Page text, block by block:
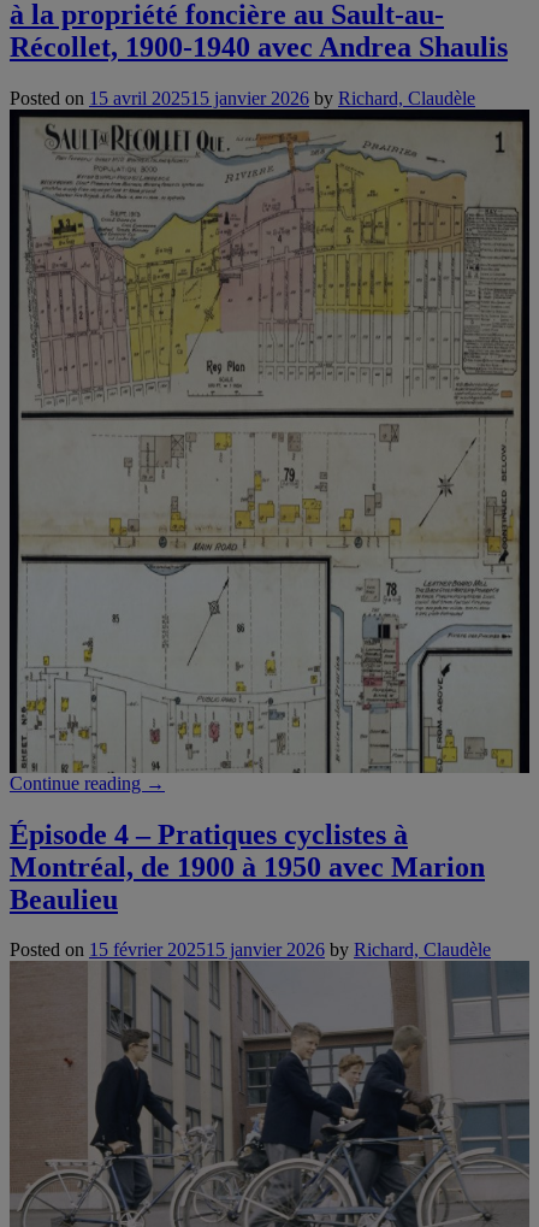
de
la
création
service
de
collecte
des
ordures
Montréal
avec
Claudèle
Richard”
à la propriété foncière au Sault-au-
Récollet, 1900-1940 avec Andrea Shaulis
Posted on 15 avril 202515 janvier 2026 by Richard, Claudèle
Continue reading “Épisode
Les
femmes
à
propriété
foncière
au
Sault-
au-
Récollet,
1900-
1940
avec
Andrea
Shaulis”
→
Épisode 4 – Pratiques cyclistes à
Montréal, de 1900 à 1950 avec Marion
Beaulieu
Posted on 15 février 202515 janvier 2026 by Richard, Claudèle